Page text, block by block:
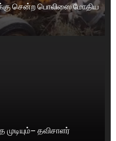
சென்ற பொலிஸை மோதிய
தவிசாளர்